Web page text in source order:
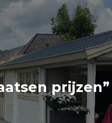
prijzen”